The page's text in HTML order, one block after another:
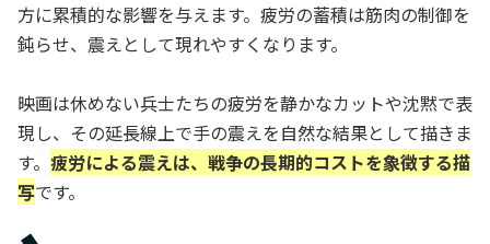
方に累積的な影響を与えます。疲労の蓄積は筋肉の制御を
鈍らせ、震えとして現れやすくなります。
映画は休めない兵士たちの疲労を静かなカットや沈黙で表
現し、その延長線上で手の震えを自然な結果として描きま
す。 疲労による震えは、戦争の長期的コストを象徴する描
写です。